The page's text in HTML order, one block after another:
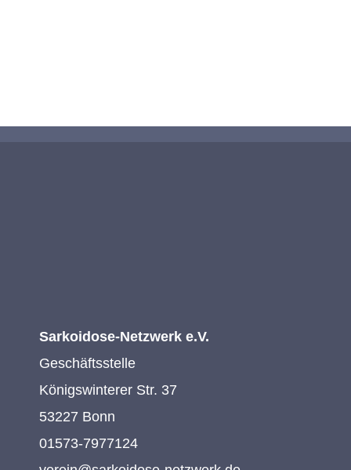
Sarkoidose-Netzwerk e.V.
Geschäftsstelle
Königswinterer Str. 37
53227 Bonn
01573-7977124